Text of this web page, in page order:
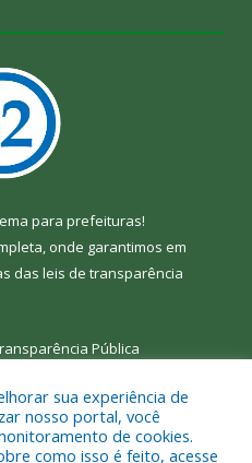
para prefeituras!
onde garantimos em
das leis de transparência
Pública
sua experiência de
nosso portal, você
de cookies.
como isso é feito, acesse